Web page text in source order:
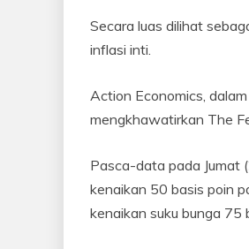
Secara luas dilihat
inflasi inti.
Action Economics,
mengkhawatirkan The
Pasca-data pada Jumat
kenaikan 50 basis poin
kenaikan suku bunga 75